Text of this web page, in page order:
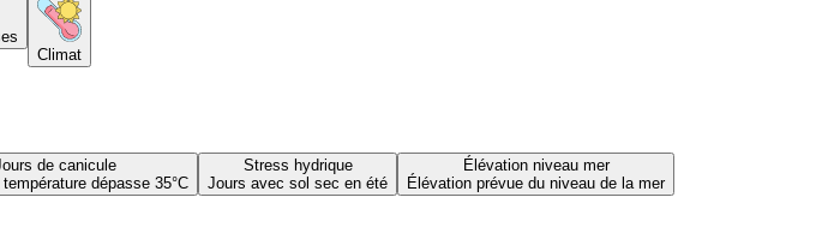
Climat
de canicule
dépasse 35°C
Stress hydrique
Jours avec sol sec en été
Élévation niveau mer
Élévation prévue du niveau de la mer